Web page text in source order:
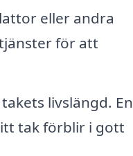
eller andra
för att
livslängd. En
tak förblir i gott